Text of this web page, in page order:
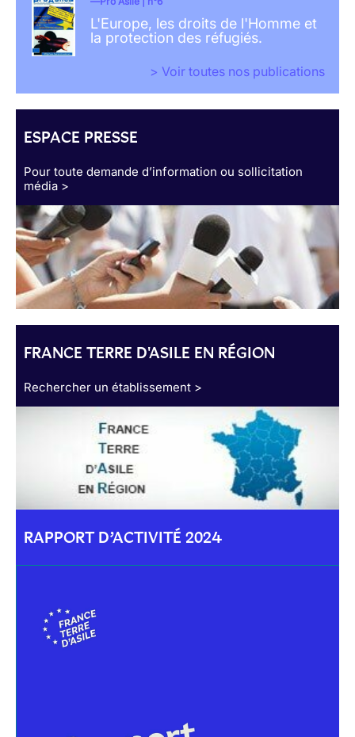
L'Europe, les droits de l'Homme et
la protection des réfugiés.
> Voir toutes nos publications
ESPACE PRESSE
Pour toute demande d’information ou sollicitation
média >
FRANCE TERRE D'ASILE EN RÉGION
Rechercher un établissement >
RAPPORT D’ACTIVITÉ 2024